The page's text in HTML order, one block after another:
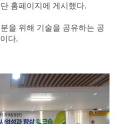
홈페이지에 게시했다.
을 위해 기술을 공유하는 공
다.